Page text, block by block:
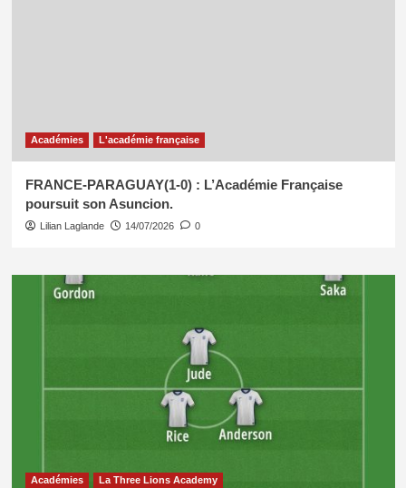
Académies L'académie française
FRANCE-PARAGUAY(1-0) : L’Académie Française
poursuit son Asuncion.
Lilian Laglande 14/07/2026 0
Académies La Three Lions Academy